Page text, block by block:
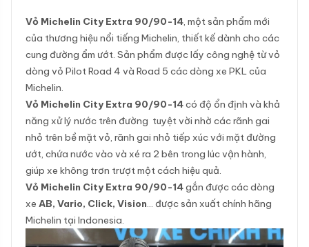
Vỏ Michelin City Extra 90/90-14, một sản phẩm mới
của thương hiệu nổi tiếng Michelin, thiết kế dành cho các
cung đường ẩm ướt. Sản phẩm được lấy công nghệ từ vỏ
dòng vỏ Pilot Road 4 và Road 5 các dòng xe PKL của
Michelin.
Vỏ Michelin City Extra 90/90-14có độ ổn định và khả
năng xử lý nước trên đường tuyệt vời nhờ các rãnh gai
nhỏ trên bề mặt vỏ, rãnh gai nhỏ tiếp xúc với mặt đường
ướt, chứa nước vào và xé ra 2 bên trong lúc vận hành,
giúp xe không trơn trượt một cách hiệu quả.
Vỏ Michelin City Extra 90/90-14gắn được các dòng
xe AB, Vario, Click, Vision… được sản xuất chính hãng
Michelin tại Indonesia.